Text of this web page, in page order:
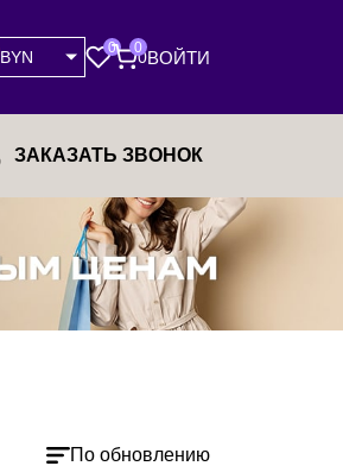
BYN
0 0
0ВОЙТИ
ЗАКАЗАТЬ ЗВОНОК
По обновлению